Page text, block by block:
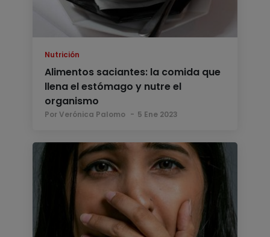
Nutrición
Alimentos saciantes: la comida que
llena el estómago y nutre el
organismo
Por Verónica Palomo 5 Ene 2023